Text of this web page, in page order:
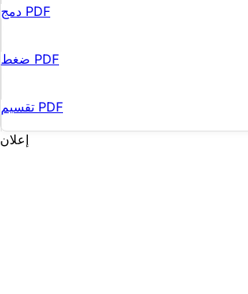
دمج PDF
ضغط PDF
تقسيم PDF
إعلان